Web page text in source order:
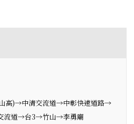
高)→中清交流道→中彰快速道路→
流道→台3→竹山→李勇廟